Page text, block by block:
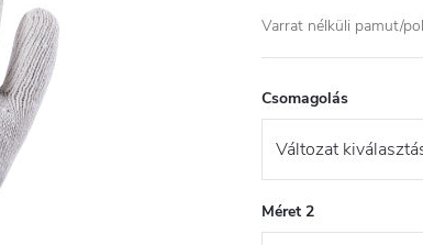
Varrat nélküli pamut/
Csomagolás
Méret 2